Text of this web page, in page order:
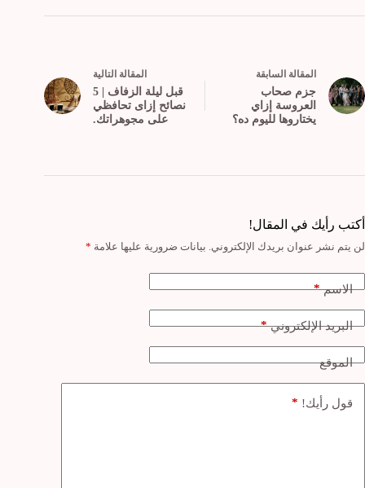
المقالة السابقة
جزم صحاب
العروسة إزاي
يختاروها لليوم ده؟
المقالة التالية
قبل ليلة الزفاف | 5
نصائح إزاى تحافظي
على مجوهراتك.
أكتب رأيك في المقال!
لن يتم نشر عنوان بريدك الإلكتروني. بيانات ضرورية عليها علامة *
الاسم*
البريد الإلكتروني*
الموقع
قول رأيك! *